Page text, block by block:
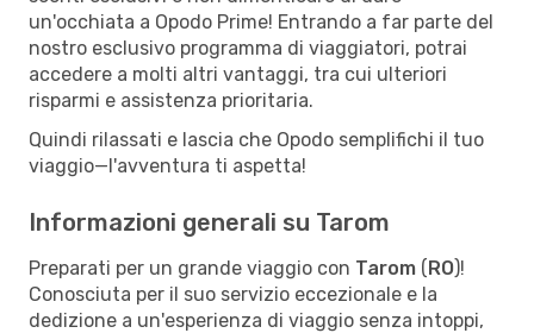
un'occhiata a Opodo Prime! Entrando a far parte del
nostro esclusivo programma di viaggiatori, potrai
accedere a molti altri vantaggi, tra cui ulteriori
risparmi e assistenza prioritaria.
Quindi rilassati e lascia che Opodo semplifichi il tuo
viaggio—l'avventura ti aspetta!
Informazioni generali su Tarom
Preparati per un grande viaggio con Tarom (RO)!
Conosciuta per il suo servizio eccezionale e la
dedizione a un'esperienza di viaggio senza intoppi,